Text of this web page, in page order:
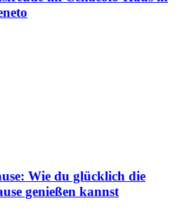
Wie du glücklich die
genießen kannst